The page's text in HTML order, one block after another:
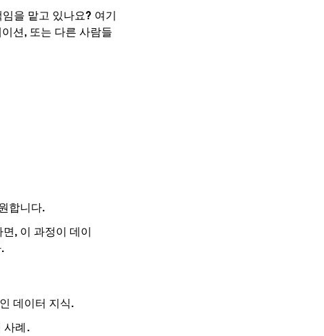
을 맡고 있나요? 여기
션, 또는 다른 사람들
합니다.
, 이 과정이 데이
데이터 지식.
사례.